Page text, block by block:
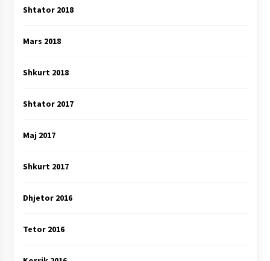
Shtator 2018
Mars 2018
Shkurt 2018
Shtator 2017
Maj 2017
Shkurt 2017
Dhjetor 2016
Tetor 2016